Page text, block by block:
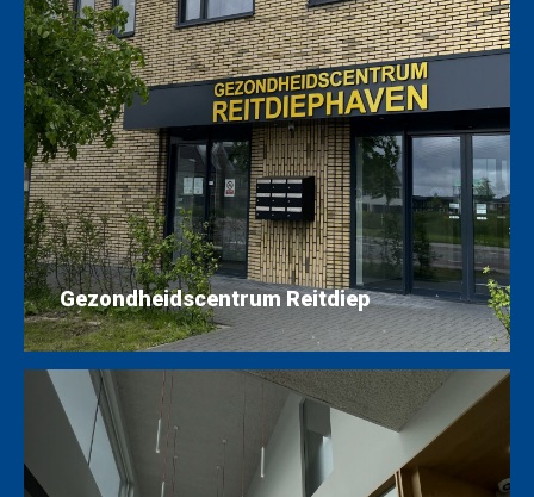
Gezondheidscentrum Reitdiep